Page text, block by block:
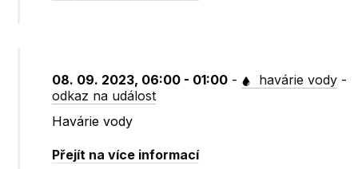
08. 09. 2023, 06:00 - 01:00 - havárie vody -
odkaz na událost
Havárie vody
Přejít na více informací